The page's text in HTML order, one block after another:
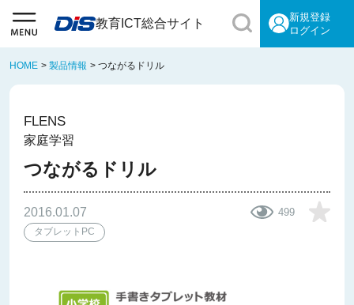
教育ICT総合サイト
新規登録
ログイン
HOME > 製品情報 > つながるドリル
FLENS
家庭学習
つながるドリル
2016.01.07 499
タブレットPC